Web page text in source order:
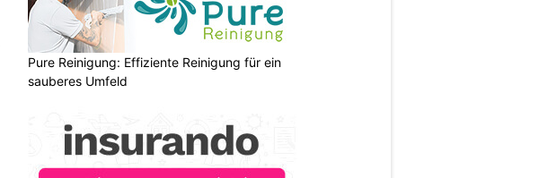
Pure Reinigung: Effiziente Reinigung für ein
sauberes Umfeld